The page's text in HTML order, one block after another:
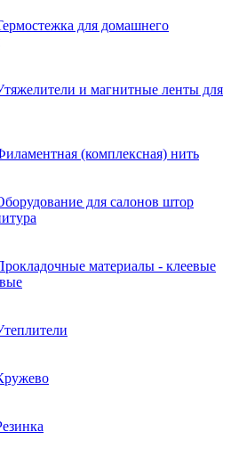
для домашнего
и магнитные ленты для
(комплексная) нить
для салонов штор
материалы - клеевые